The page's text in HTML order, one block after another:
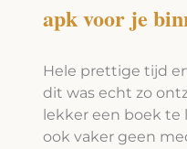
apk voor je
Hele prettige tijd
dit was echt zo
lekker een boek te
ook vaker geen